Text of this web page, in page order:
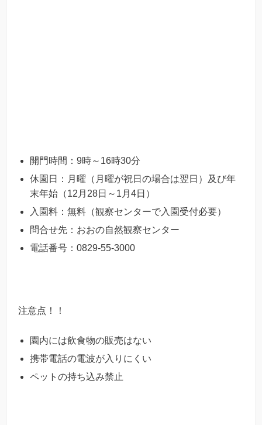
開門時間：9時～16時30分
休園日：月曜（月曜が祝日の場合は翌日）及び年
末年始（12月28日～1月4日）
入園料：無料（観察センターで入園受付必要）
問合せ先：おおの自然観察センター
電話番号：0829-55-3000
注意点！！
園内には飲食物の販売はない
携帯電話の電波が入りにくい
ペットの持ち込み禁止